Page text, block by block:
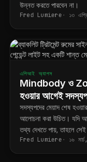
উন্নত করতে পারবেন না।
Fred Lumiere ১৩
এপিআই অ্যাপস
Mindbody ও
হওয়ার আগেই
সদস্যপদের মেয়াদ শেষ
আলোচনা করা উচিত। যদি
তথ্য দেখতে পায়, তাহলে
Fred Lumiere ১৬